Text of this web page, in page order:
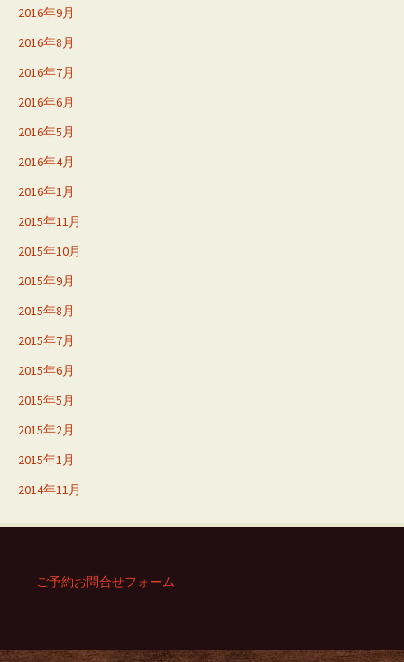
2016年9月
2016年8月
2016年7月
2016年6月
2016年5月
2016年4月
2016年1月
2015年11月
2015年10月
2015年9月
2015年8月
2015年7月
2015年6月
2015年5月
2015年2月
2015年1月
2014年11月
ご予約お問合せフォーム